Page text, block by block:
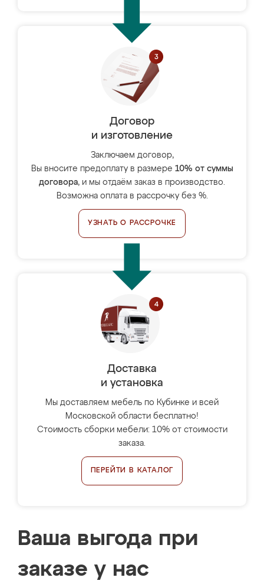
Договор
и изготовление
Заключаем договор,
Вы вносите предоплату в размере 10% от суммы
договора, и мы отдаём заказ в производство.
Возможна оплата в рассрочку без %.
УЗНАТЬ О РАССРОЧКЕ
Доставка
и установка
Мы доставляем мебель по Кубинке и всей
Московской области бесплатно!
Стоимость сборки мебели: 10% от стоимости
заказа.
ПЕРЕЙТИ В КАТАЛОГ
Ваша выгода при
заказе у нас